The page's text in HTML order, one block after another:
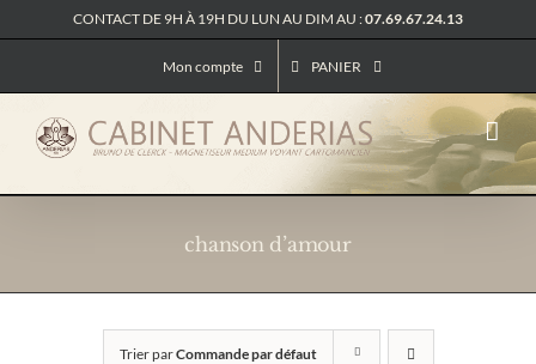
au
CONTACT DE 9H À 19H DU LUN AU DIM AU :07.69.67.24.13
Mon compte PANIER
chanson d’amour
Trier parCommande par défaut